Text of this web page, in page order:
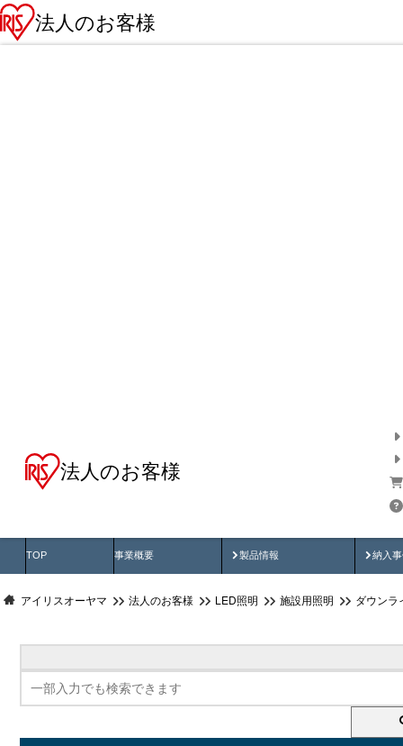
法人のお客様
法人のお客様
TOP 事業概要 製品情報
製品動画 納入
納
アイリスオーヤマ 法人のお客様 LED照明 施設用照明 ダウンラ